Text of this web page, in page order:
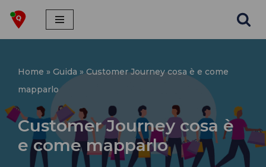
contenuto
Home » Guida »Customer Journey cosa è e come
mapparlo
Customer Journey cosa è
e come mapparlo